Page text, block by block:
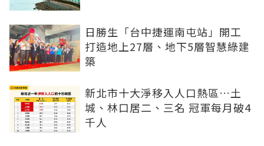
日勝生「台中捷運南屯站」開工
打造地上27層、地下5層智慧綠建
築
新北市十大淨移入人口熱區…土
城、林口居二、三名 冠軍每月破4
千人